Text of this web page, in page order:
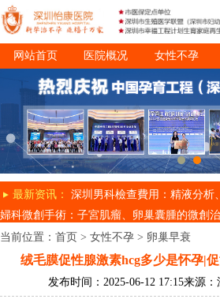
网站首页 医院概况 女性不孕
诊疗项目 就医指南
最新资讯： 深圳男科檢查費用：精液分析
婦科微創手術：子宮肌瘤、卵巢囊腫的微創
当前位置： 首页 > 女性不孕 > 卵巢早衰
绒毛膜促性腺激素hcg多少是怀孕|
发布时间：2025-06-12 17:15来源：